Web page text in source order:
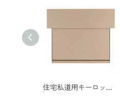
住宅私道用キーロック付き亜鉛メッキ鋼ポストマウント自立型メールボックス